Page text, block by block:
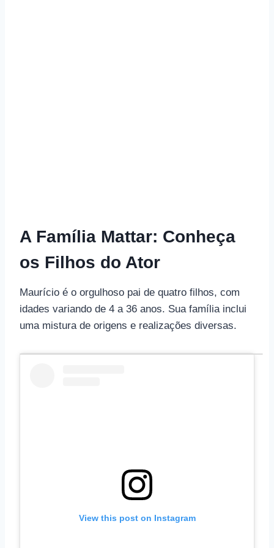
A Família Mattar: Conheça
os Filhos do Ator
Maurício é o orgulhoso pai de quatro filhos, com
idades variando de 4 a 36 anos. Sua família inclui
uma mistura de origens e realizações diversas.
View this post on Instagram